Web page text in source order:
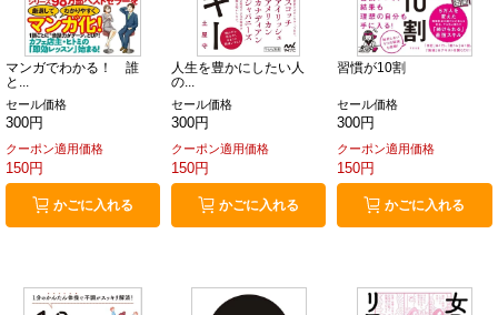
マンガでわかる！ 誰
と...
セール価格
300円
クーポン適用価格
150円
かごに入れる
人生を豊かにしたい人
の...
セール価格
300円
クーポン適用価格
150円
かごに入れる
習慣が10割
セール価格
300円
クーポン適用価格
150円
かごに入れる